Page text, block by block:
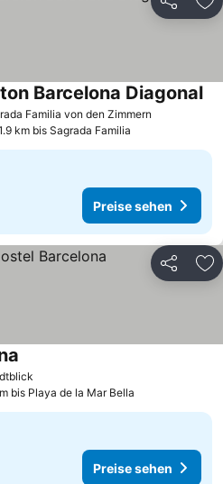
Teilen
Familia von den Zimmern
Barcelona Diagonal
km bis Sagrada Familia
Preise sehen
Teilen
bis Playa de la Mar Bella
Preise sehen